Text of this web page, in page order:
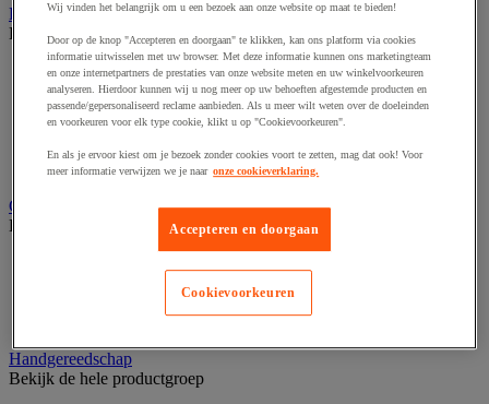
Elektrische toebehoren en verlichting
Bekijk de hele productgroep
Accessoires voor elektrisch schakelpaneel
Batterij, oplader en kabel
Elektrische kabel
Elektrische uitrusting
Verlengsnoer, stekkerdoos en kapelhaspel
Wandcontactdoos en schakelaar
Gereedschap opbergen
Bekijk de hele productgroep
Gereedschapskoffer en versterkte kist
Verrijdbare werktafel
Handgereedschap
Bekijk de hele productgroep
Wij vinden het belangrijk om u een bezoek aan onze website op maat te bieden!
Door op de knop "Accepteren en doorgaan" te klikken, kan ons platform via cookies
informatie uitwisselen met uw browser. Met deze informatie kunnen ons marketingteam
en onze internetpartners de prestaties van onze website meten en uw winkelvoorkeuren
analyseren. Hierdoor kunnen wij u nog meer op uw behoeften afgestemde producten en
passende/gepersonaliseerd reclame aanbieden. Als u meer wilt weten over de doeleinden
en voorkeuren voor elk type cookie, klikt u op "Cookievoorkeuren".
En als je ervoor kiest om je bezoek zonder cookies voort te zetten, mag dat ook! Voor
meer informatie verwijzen we je naar onze cookieverklaring.
Accepteren en doorgaan
Cookievoorkeuren